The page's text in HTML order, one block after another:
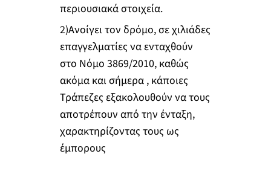
περιουσιακά στοιχεία.
2)Ανοίγει τον δρόμο, σε χιλιάδες
επαγγελματίες να ενταχθούν
στο Νόμο 3869/2010, καθώς
ακόμα και σήμερα , κάποιες
Τράπεζες εξακολουθούν να τους
αποτρέπουν από την ένταξη,
χαρακτηρίζοντας τους ως
έμπορους